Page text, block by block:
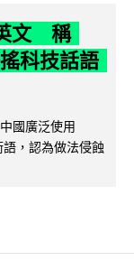
文 稱
科技話語
國廣泛使用
，認為做法侵蝕